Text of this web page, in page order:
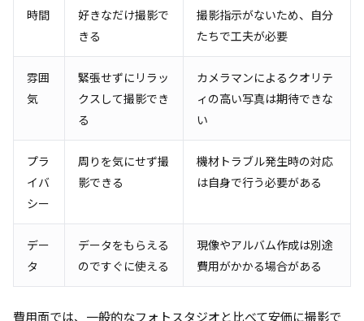
時間
好きなだけ撮影で
きる
撮影指示がないため、自分
たちで工夫が必要
雰囲
気
緊張せずにリラッ
クスして撮影でき
る
カメラマンによるクオリテ
ィの高い写真は期待できな
い
プラ
イバ
シー
周りを気にせず撮
影できる
機材トラブル発生時の対応
は自身で行う必要がある
デー
タ
データをもらえる
のですぐに使える
現像やアルバム作成は別途
費用がかかる場合がある
費用面では、一般的なフォトスタジオと比べて安価に撮影で